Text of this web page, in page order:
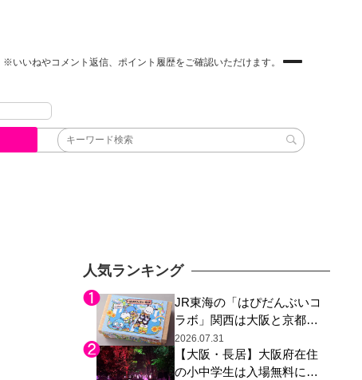
※いいねやコメント返信、ポイント履歴をご確認いただけます。
人気ランキング
JR東海の「はぴだんぶいコ
ラボ」関西は大阪と京都の
み、日焼けしたポチャッコ
らサンリオキャラが描かれ
た駅弁やグッズが登場
2026.07.31
【大阪・長居】大阪府在住
の小中学生は入場無料に、